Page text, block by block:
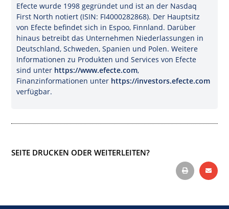
Efecte wurde 1998 gegründet und ist an der Nasdaq
First North notiert (ISIN: FI4000282868). Der Hauptsitz
von Efecte befindet sich in Espoo, Finnland. Darüber
hinaus betreibt das Unternehmen Niederlassungen in
Deutschland, Schweden, Spanien und Polen. Weitere
Informationen zu Produkten und Services von Efecte
sind unter https://www.efecte.com,
Finanzinformationen unter https://investors.efecte.com
verfügbar.
SEITE DRUCKEN ODER WEITERLEITEN?